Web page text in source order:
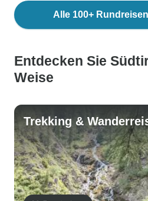
Alle 100+
Entdecken Sie
Weise
Trekking &